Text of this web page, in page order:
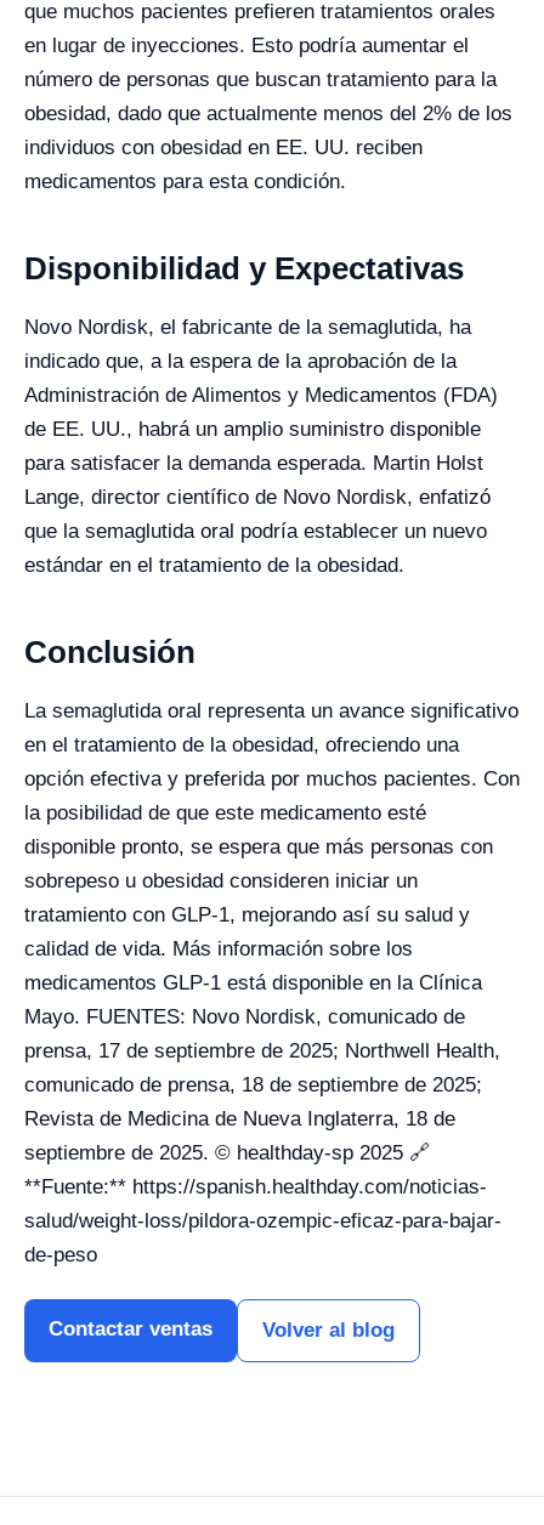
que muchos pacientes prefieren tratamientos orales
en lugar de inyecciones. Esto podría aumentar el
número de personas que buscan tratamiento para la
obesidad, dado que actualmente menos del 2% de los
individuos con obesidad en EE. UU. reciben
medicamentos para esta condición.
Disponibilidad y Expectativas
Novo Nordisk, el fabricante de la semaglutida, ha
indicado que, a la espera de la aprobación de la
Administración de Alimentos y Medicamentos (FDA)
de EE. UU., habrá un amplio suministro disponible
para satisfacer la demanda esperada. Martin Holst
Lange, director científico de Novo Nordisk, enfatizó
que la semaglutida oral podría establecer un nuevo
estándar en el tratamiento de la obesidad.
Conclusión
La semaglutida oral representa un avance significativo
en el tratamiento de la obesidad, ofreciendo una
opción efectiva y preferida por muchos pacientes. Con
la posibilidad de que este medicamento esté
disponible pronto, se espera que más personas con
sobrepeso u obesidad consideren iniciar un
tratamiento con GLP-1, mejorando así su salud y
calidad de vida. Más información sobre los
medicamentos GLP-1 está disponible en la Clínica
Mayo. FUENTES: Novo Nordisk, comunicado de
prensa, 17 de septiembre de 2025; Northwell Health,
comunicado de prensa, 18 de septiembre de 2025;
Revista de Medicina de Nueva Inglaterra, 18 de
septiembre de 2025. © healthday-sp 2025 🔗
**Fuente:** https://spanish.healthday.com/noticias-
salud/weight-loss/pildora-ozempic-eficaz-para-bajar-
de-peso
Contactar ventas Volver al blog